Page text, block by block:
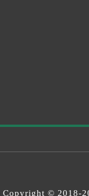
Copyright © 2018-